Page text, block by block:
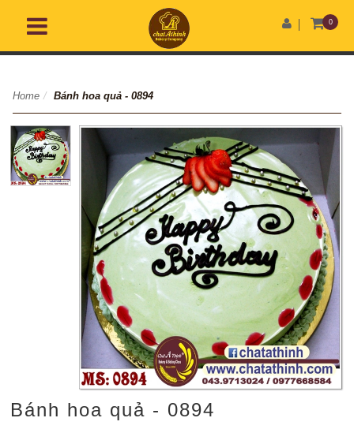
0
Home / Bánh hoa quả - 0894
Bánh hoa quả - 0894